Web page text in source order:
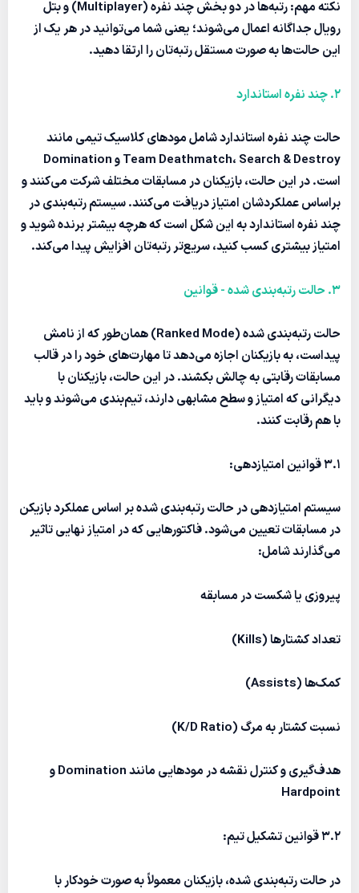
نکته مهم:رتبه‌ها در دو بخشچند نفره(Multiplayer) و
بتل
رویالجداگانه اعمال می‌شوند؛ یعنی شما می‌توانید در هر یک از
این حالت‌ها به صورت مستقل رتبه‌تان را ارتقا دهید.
2. چند نفره استاندارد
حالتچند نفره استانداردشامل مودهای کلاسیک تیمی مانند
Team Deathmatch، Search & Destroy وDomination
است. در این حالت، بازیکنان در مسابقات مختلف شرکت می‌کنند و
براساس عملکردشان امتیاز دریافت می‌کنند. سیستم رتبه‌بندی در
چند نفره استاندارد به این شکل است که هرچه بیشتر برنده شوید و
امتیاز بیشتری کسب کنید، سریع‌تر رتبه‌تان افزایش پیدا می‌کند.
3. حالت رتبه‌بندی شده - قوانین
حالترتبه‌بندی شده
(Ranked Mode) همان‌طور که از نامش
پیداست، به بازیکنان اجازه می‌دهد تا مهارت‌های خود را در قالب
مسابقات رقابتی به چالش بکشند. در این حالت، بازیکنان با
دیگرانی که امتیاز و سطح مشابهی دارند، تیم‌بندی می‌شوند و باید
با هم رقابت کنند.
3.1قوانین امتیازدهی:
سیستم امتیازدهی در حالت رتبه‌بندی شده بر اساس عملکرد بازیکن
در مسابقات تعیین می‌شود. فاکتورهایی که در امتیاز نهایی تاثیر
می‌گذارند شامل:
پیروزی یا شکستدر مسابقه
تعداد کشتارها (Kills)
کمک‌ها (Assists)
نسبت کشتار به مرگ (K/D Ratio)
هدف‌گیری و کنترل نقشه
در مودهایی مانند Domination و
Hardpoint
3.2قوانین تشکیل تیم:
در حالت رتبه‌بندی شده، بازیکنان معمولاً به صورت خودکار با